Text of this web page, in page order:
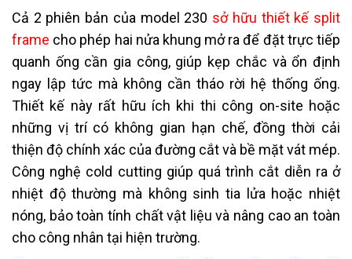
Cả 2 phiên bản của model 230 sở hữu thiết kế split
frame cho phép hai nửa khung mở ra để đặt trực tiếp
quanh ống cần gia công, giúp kẹp chắc và ổn định
ngay lập tức mà không cần tháo rời hệ thống ống.
Thiết kế này rất hữu ích khi thi công on-site hoặc
những vị trí có không gian hạn chế, đồng thời cải
thiện độ chính xác của đường cắt và bề mặt vát mép.
Công nghệ cold cutting giúp quá trình cắt diễn ra ở
nhiệt độ thường mà không sinh tia lửa hoặc nhiệt
nóng, bảo toàn tính chất vật liệu và nâng cao an toàn
cho công nhân tại hiện trường.